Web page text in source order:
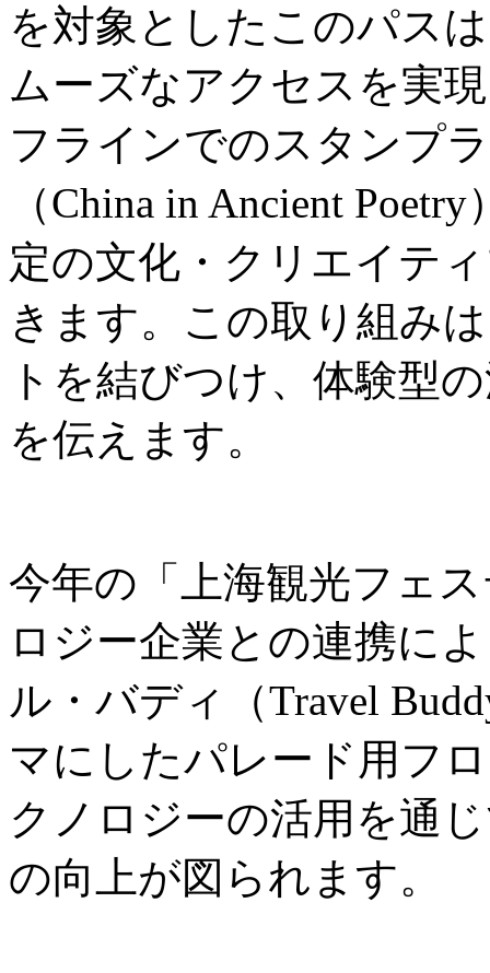
を対象としたこのパス
ムーズなアクセスを実
フラインでのスタンプ
（China in Ancient
定の文化・クリエイテ
きます。この取り組み
トを結びつけ、体験型
を伝えます。
今年の「上海観光フェ
ロジー企業との連携に
ル・バディ（Travel
マにしたパレード用フ
クノロジーの活用を通
の向上が図られます。